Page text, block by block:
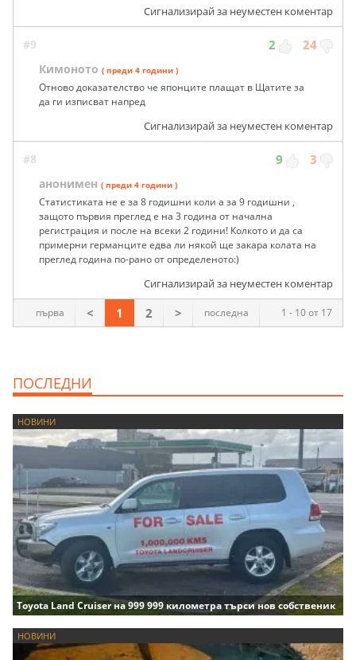
Сигнализирай за неуместен коментар
#9 2 24
Кимоното ( преди 4 години )
Отново доказателство че японците плащат в Щатите за
да ги изписват напред
Сигнализирай за неуместен коментар
#8 9 3
анонимен ( преди 4 години )
Статистиката не е за 8 годишни коли а за 9 годишни ,
защото първия преглед е на 3 година от начална
регистрация и после на всеки 2 години! Колкото и да са
примерни германците едва ли някой ще закара колата на
преглед година по-рано от определеното:)
Сигнализирай за неуместен коментар
1 - 10 от 17
първа < 1 2 > последна
ПОСЛЕДНИ
НОВИНИ
Toyota Land Cruiser на 999 999 километра търси нов собственик
НОВИНИ